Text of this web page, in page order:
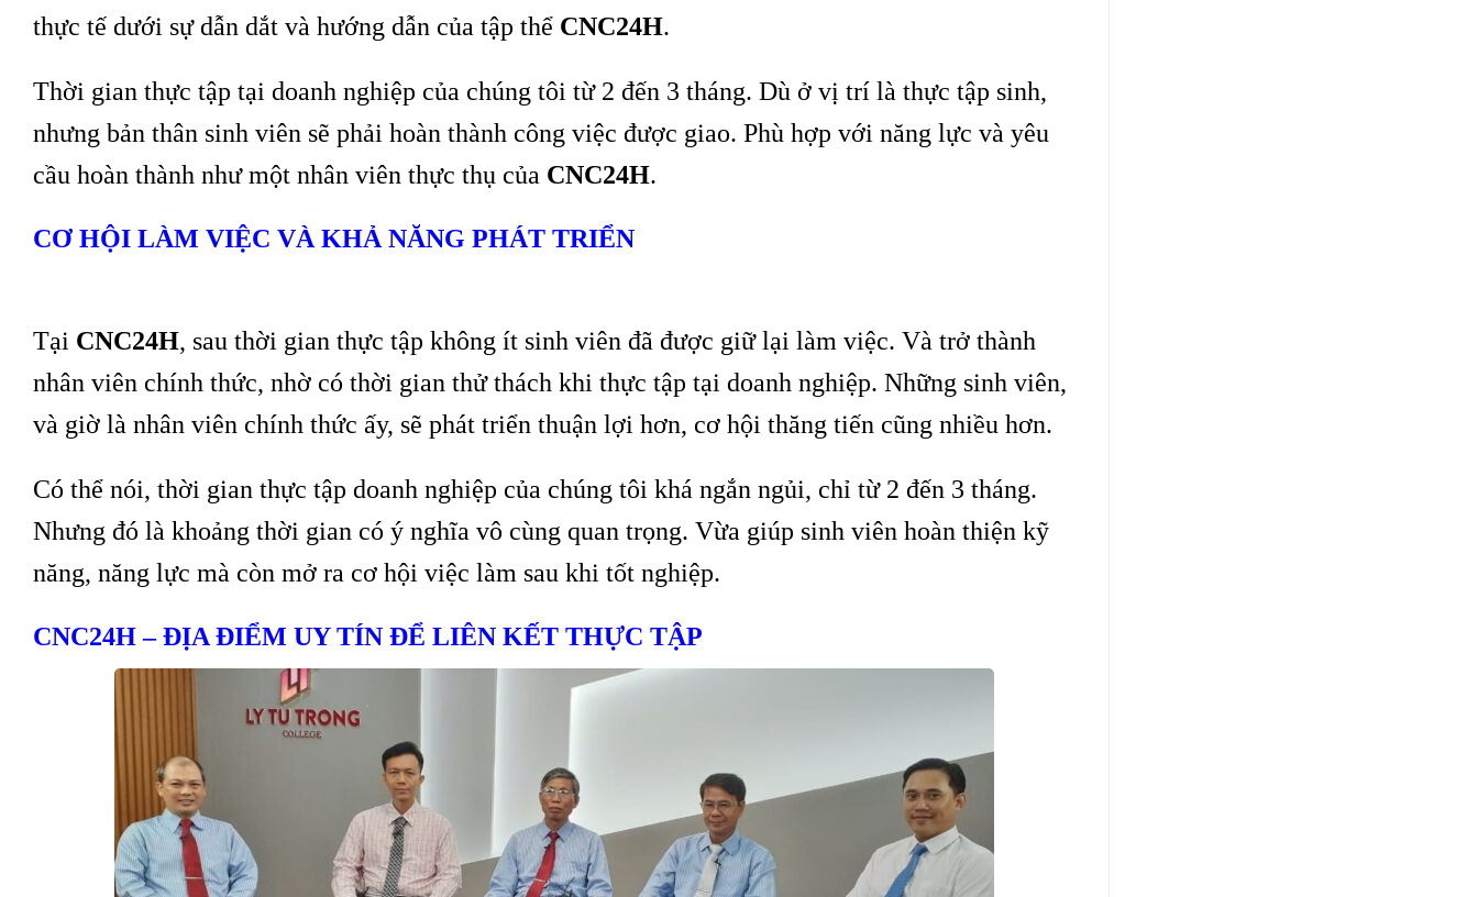
thực tế dưới sự dẫn dắt và hướng dẫn của tập thể CNC24H.
Thời gian thực tập tại doanh nghiệp của chúng tôi từ 2 đến 3 tháng. Dù ở vị trí là thực tập sinh,
nhưng bản thân sinh viên sẽ phải hoàn thành công việc được giao. Phù hợp với năng lực và yêu
cầu hoàn thành như một nhân viên thực thụ của CNC24H.
CƠ HỘI LÀM VIỆC VÀ KHẢ NĂNG PHÁT TRIỂN
Tại CNC24H, sau thời gian thực tập không ít sinh viên đã được giữ lại làm việc. Và trở thành
nhân viên chính thức, nhờ có thời gian thử thách khi thực tập tại doanh nghiệp. Những sinh viên,
và giờ là nhân viên chính thức ấy, sẽ phát triển thuận lợi hơn, cơ hội thăng tiến cũng nhiều hơn.
Có thể nói, thời gian thực tập doanh nghiệp của chúng tôi khá ngắn ngủi, chỉ từ 2 đến 3 tháng.
Nhưng đó là khoảng thời gian có ý nghĩa vô cùng quan trọng. Vừa giúp sinh viên hoàn thiện kỹ
năng, năng lực mà còn mở ra cơ hội việc làm sau khi tốt nghiệp.
CNC24H – ĐỊA ĐIỂM UY TÍN ĐỂ LIÊN KẾT THỰC TẬP